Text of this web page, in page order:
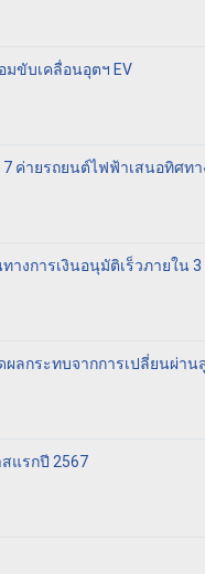
มขับเคลื่อนอุตฯ EV
7 ค่ายรถยนต์ไฟฟ้าเสนอทิศท
างการเงินอนุมัติเร็วภายใน
ลกระทบจากการเปลี่ยนผ่าน
แรกปี 2567